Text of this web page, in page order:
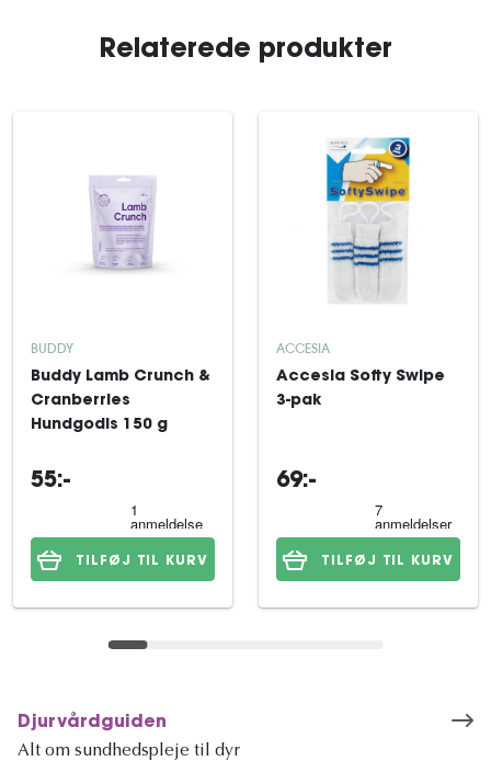
Relaterede produkter
BUDDY
Buddy Lamb Crunch &
Cranberries
Hundgodis 150 g
55:-
TILFØJ TIL KURV
ACCESIA
Accesia Softy Swipe
3-pak
69:-
TILFØJ TIL KURV
Djurvårdguiden
Alt om sundhedspleje til dyr